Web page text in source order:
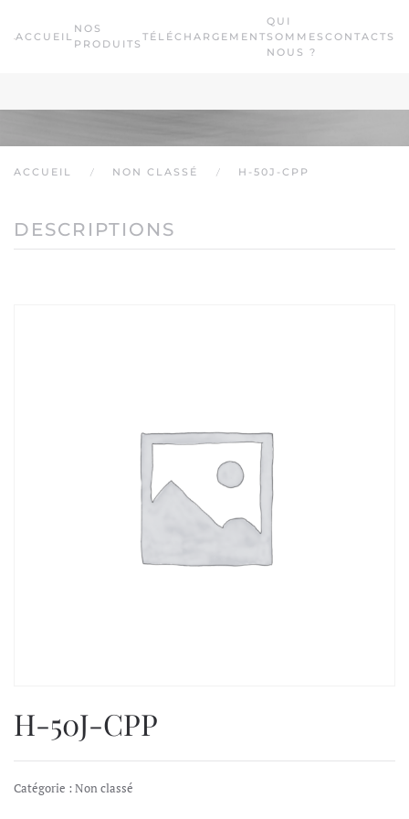
Passer au contenu principal
ACCUEIL
NOS
PRODUITS
TÉLÉCHARGEMENT
QUI
SOMMES
NOUS ?
CONTACTS
ACCUEIL NON CLASSÉ H-50J-CPP
DESCRIPTIONS
H-50J-CPP
Catégorie : Non classé